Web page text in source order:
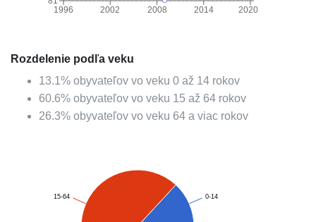
1996 2002 2008 2014 2020
Rozdelenie podľa veku
13.1% obyvateľov vo veku 0 až 14 rokov
60.6% obyvateľov vo veku 15 až 64 rokov
26.3% obyvateľov vo veku 64 a viac rokov
0-14
15-64